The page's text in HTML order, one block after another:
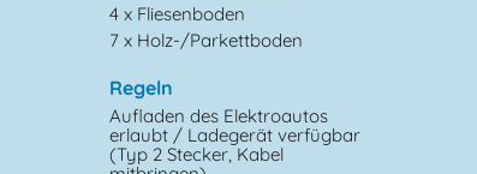
4 x Fliesenboden
7 x Holz-/Parkettboden
Regeln
Aufladen des Elektroautos
erlaubt / Ladegerät verfügbar
(Typ 2 Stecker, Kabel